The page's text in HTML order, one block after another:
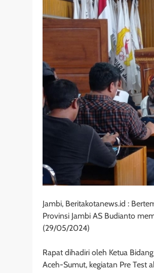
Jambi, Beritakotanews.id :
Provinsi Jambi AS Budianto
(29/05/2024)
Rapat dihadiri oleh Ketua
Aceh-Sumut, kegiatan Pre Test